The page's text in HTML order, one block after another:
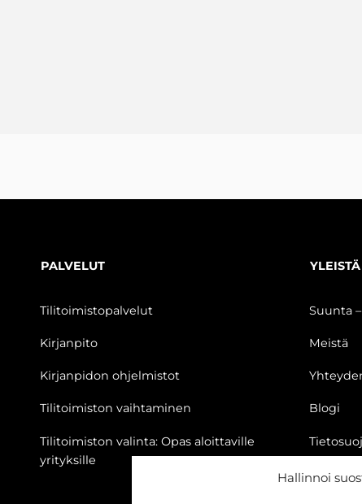
Hallinnoi
PALVELUT
Tilitoimistopalvelut
Kirjanpito
Kirjanpidon ohjelmistot
Tilitoimiston vaihtaminen
Tilitoimiston valinta: Opas aloittaville
yrityksille
YLEISTÄ
Suunta
Meistä
Blogi